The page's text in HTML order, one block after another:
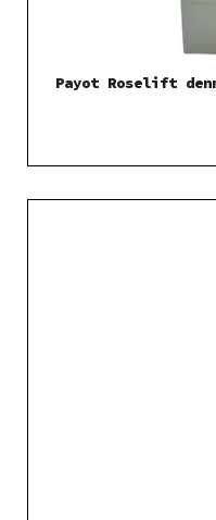
Payot Roselift